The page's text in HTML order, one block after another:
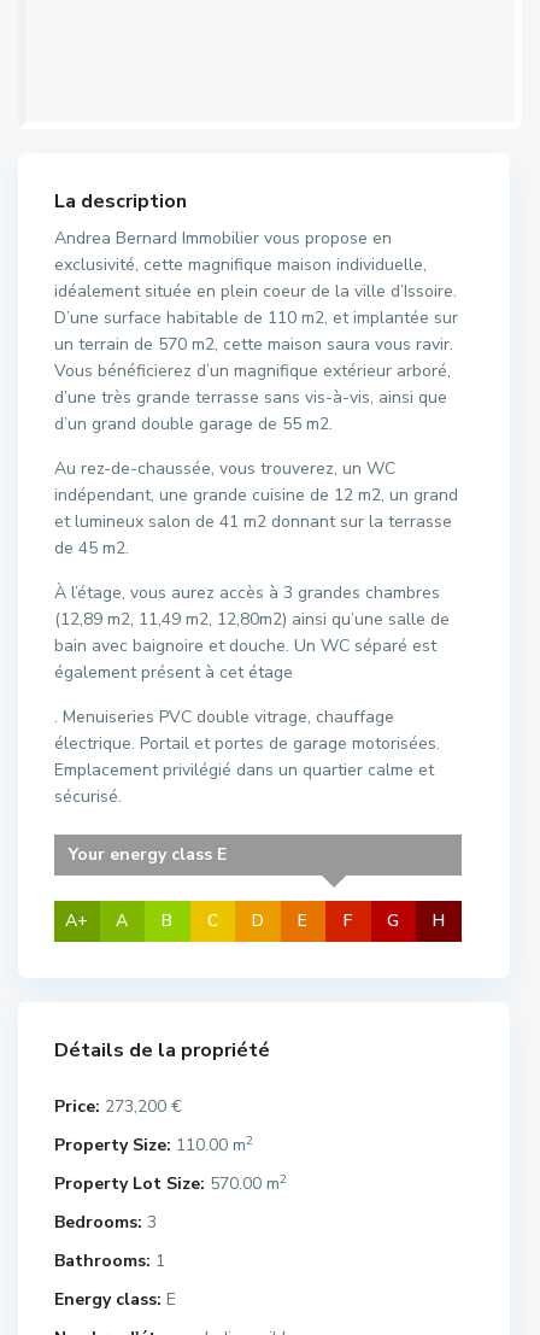
La description
Andrea Bernard Immobilier vous propose en
exclusivité, cette magnifique maison individuelle,
idéalement située en plein coeur de la ville d’Issoire.
D’une surface habitable de 110 m2, et implantée sur
un terrain de 570 m2, cette maison saura vous ravir.
Vous bénéficierez d’un magnifique extérieur arboré,
d’une très grande terrasse sans vis-à-vis, ainsi que
d’un grand double garage de 55 m2.
Au rez-de-chaussée, vous trouverez, un WC
indépendant, une grande cuisine de 12 m2, un grand
et lumineux salon de 41 m2 donnant sur la terrasse
de 45 m2.
À l’étage, vous aurez accès à 3 grandes chambres
(12,89 m2, 11,49 m2, 12,80m2) ainsi qu’une salle de
bain avec baignoire et douche. Un WC séparé est
également présent à cet étage
. Menuiseries PVC double vitrage, chauffage
électrique. Portail et portes de garage motorisées.
Emplacement privilégié dans un quartier calme et
sécurisé.
A+ A B C D
Your energy class E
E F G H
Détails de la propriété
Price: 273,200 €
Property Size: 110.00 m2
Property Lot Size: 570.00 m2
Bedrooms: 3
Bathrooms: 1
Energy class: E